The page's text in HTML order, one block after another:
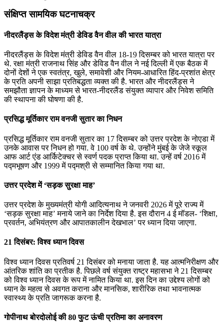
संक्षिप्त सामयिक घटनाचक्र
नीदरलैंड्स के विदेश मंत्री डेविड वैन वील की भारत यात्रा
नीदरलैंड्स के विदेश मंत्री डेविड वैन वील 18-19 दिसम्बर को भारत यात्रा पर
थे. रक्षा मंत्री राजनाथ सिंह और डेविड वैन वील ने नई दिल्ली में एक बैठक में
दोनों देशों ने एक स्वतंत्र, खुले, समावेशी और नियम-आधारित हिंद-प्रशांत क्षेत्र
के प्रति अपनी साझा प्रतिबद्धता व्‍यक्‍त की है. भारत और नीदरलैंड्स ने
समझौता ज्ञापन के माध्‍यम से भारत-नीदरलैंड संयुक्त व्यापार और निवेश समिति
की स्थापना की घोषणा की है.
प्रसिद्ध मूर्तिकार राम वनजी सुतार का निधन
प्रसिद्ध मूर्तिकार राम वनजी सुतार का 17 दिसम्बर को उत्तर प्रदेश के नोएडा में
उनके आवास पर निधन हो गया. वे 100 वर्ष के थे. उन्होंने मुंबई के जेजे स्कूल
आफ आर्ट एंड आर्किटेक्चर से स्वर्ण पदक प्राप्त किया था. उन्हें वर्ष 2016 में
पद्मभूषण और 1999 में पद्मश्री से सम्मानित किया गया था.
उत्तर प्रदेश में ‘सड़क सुरक्षा माह’
उत्तर प्रदेश के मुख्यमंत्री योगी आदित्यनाथ ने जनवरी 2026 में पूरे राज्य में
‘सड़क सुरक्षा माह’ मनाये जाने का निर्देश दिया है. इस दौरान 4 ई मॉडल- ‘शिक्षा,
प्रवर्तन, अभियंत्रण और आपातकालीन देखभाल’ पर ध्यान दिया जाएगा.
21 दिसंबर: विश्व ध्यान दिवस
विश्व ध्यान दिवस प्रतिवर्ष 21 दिसंबर को मनाया जाता है. यह आत्मनिरीक्षण और
आंतरिक शांति का प्रतीक है. पिछले वर्ष संयुक्त राष्ट्र महासभा ने 21 दिसम्बर
को विश्व ध्यान दिवस के रूप में नामित किया था. इस दिन का उद्देश्य लोगों को
ध्यान के महत्व से अवगत कराना और मानसिक, शारीरिक तथा भावनात्मक
स्वास्थ्य के प्रति जागरूक करना है.
गोपीनाथ बोरदोलोई की 80 फुट ऊंची प्रतिमा का अनावरण